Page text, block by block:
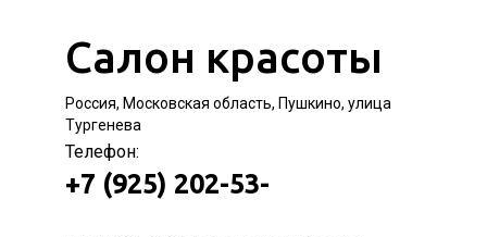
Салон красоты
Россия, Московская область, Пушкино, улица
Тургенева
Телефон:
+7 (925) 202-53-